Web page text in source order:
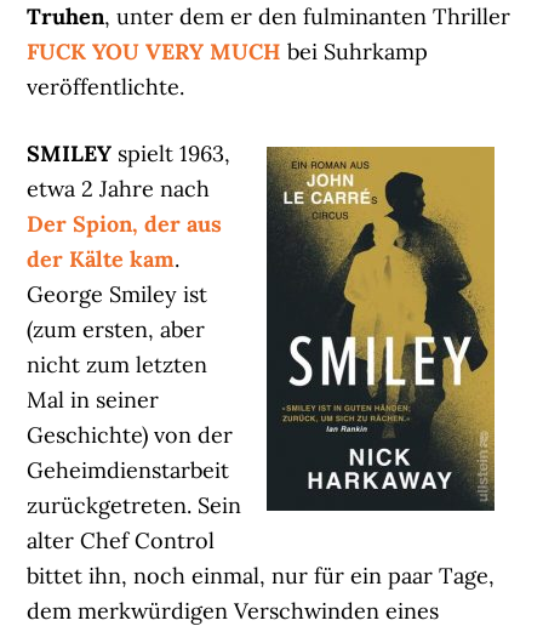
Truhen, unter dem er den fulminanten Thriller
FUCK YOU VERY MUCH bei Suhrkamp
veröffentlichte.
SMILEY spielt 1963,
etwa 2 Jahre nach
Der Spion, der aus
der Kälte kam.
George Smiley ist
(zum ersten, aber
nicht zum letzten
Mal in seiner
Geschichte) von der
Geheimdienstarbeit
zurückgetreten. Sein
alter Chef Control
bittet ihn, noch einmal, nur für ein paar Tage,
dem merkwürdigen Verschwinden eines